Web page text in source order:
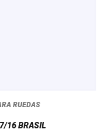
RUEDAS
16 BRASIL